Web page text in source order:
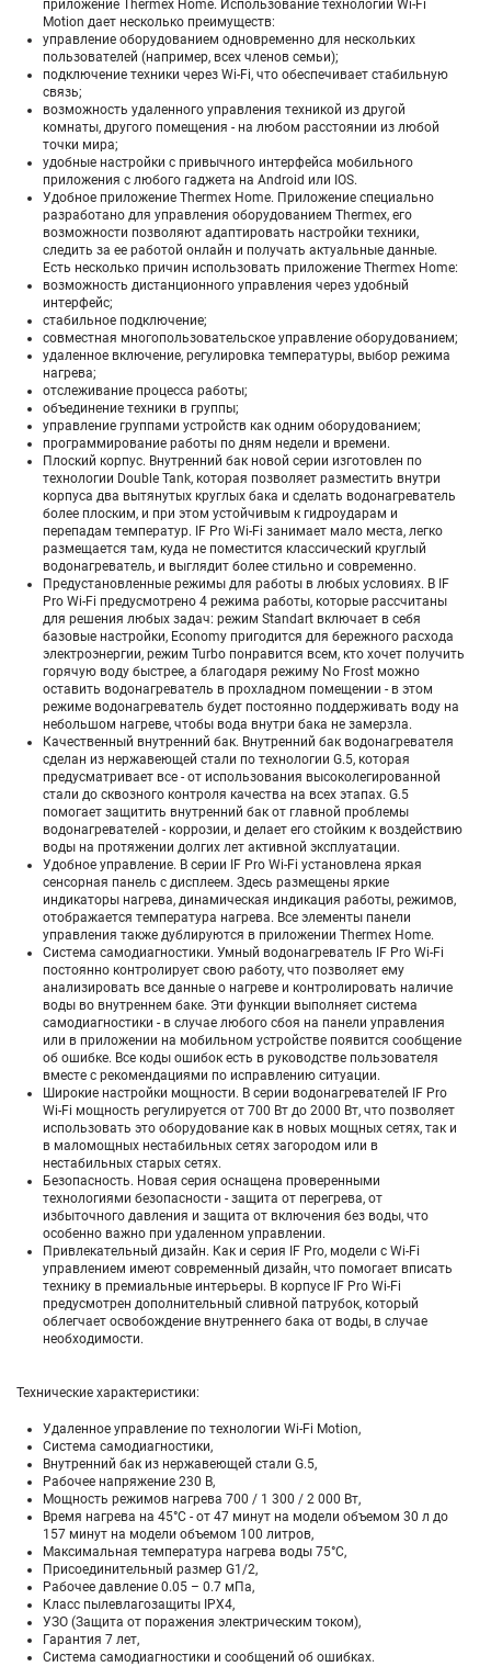
приложение Thermex Home. Использование технологии Wi-Fi
Motion дает несколько преимуществ:
управление оборудованием одновременно для нескольких
пользователей (например, всех членов семьи);
подключение техники через Wi-Fi, что обеспечивает стабильную
связь;
возможность удаленного управления техникой из другой
комнаты, другого помещения - на любом расстоянии из любой
точки мира;
удобные настройки с привычного интерфейса мобильного
приложения с любого гаджета на Android или IOS.
Удобное приложение Thermex Home. Приложение специально
разработано для управления оборудованием Thermex, его
возможности позволяют адаптировать настройки техники,
следить за ее работой онлайн и получать актуальные данные.
Есть несколько причин использовать приложение Thermex Home:
возможность дистанционного управления через удобный
интерфейс;
стабильное подключение;
совместная многопользовательское управление оборудованием;
удаленное включение, регулировка температуры, выбор режима
нагрева;
отслеживание процесса работы;
объединение техники в группы;
управление группами устройств как одним оборудованием;
программирование работы по дням недели и времени.
Плоский корпус. Внутренний бак новой серии изготовлен по
технологии Double Tank, которая позволяет разместить внутри
корпуса два вытянутых круглых бака и сделать водонагреватель
более плоским, и при этом устойчивым к гидроударам и
перепадам температур. IF Pro Wi-Fi занимает мало места, легко
размещается там, куда не поместится классический круглый
водонагреватель, и выглядит более стильно и современно.
Предустановленные режимы для работы в любых условиях. В IF
Pro Wi-Fi предусмотрено 4 режима работы, которые рассчитаны
для решения любых задач: режим Standart включает в себя
базовые настройки, Economy пригодится для бережного расхода
электроэнергии, режим Turbo понравится всем, кто хочет получить
горячую воду быстрее, а благодаря режиму No Frost можно
оставить водонагреватель в прохладном помещении - в этом
режиме водонагреватель будет постоянно поддерживать воду на
небольшом нагреве, чтобы вода внутри бака не замерзла.
Качественный внутренний бак. Внутренний бак водонагревателя
сделан из нержавеющей стали по технологии G.5, которая
предусматривает все - от использования высоколегированной
стали до сквозного контроля качества на всех этапах. G.5
помогает защитить внутренний бак от главной проблемы
водонагревателей - коррозии, и делает его стойким к воздействию
воды на протяжении долгих лет активной эксплуатации.
Удобное управление. В серии IF Pro Wi-Fi установлена яркая
сенсорная панель с дисплеем. Здесь размещены яркие
индикаторы нагрева, динамическая индикация работы, режимов,
отображается температура нагрева. Все элементы панели
управления также дублируются в приложении Thermex Home.
Система самодиагностики. Умный водонагреватель IF Pro Wi-Fi
постоянно контролирует свою работу, что позволяет ему
анализировать все данные о нагреве и контролировать наличие
воды во внутреннем баке. Эти функции выполняет система
самодиагностики - в случае любого сбоя на панели управления
или в приложении на мобильном устройстве появится сообщение
об ошибке. Все коды ошибок есть в руководстве пользователя
вместе с рекомендациями по исправлению ситуации.
Широкие настройки мощности. В серии водонагревателей IF Pro
Wi-Fi мощность регулируется от 700 Вт до 2000 Вт, что позволяет
использовать это оборудование как в новых мощных сетях, так и
в маломощных нестабильных сетях загородом или в
нестабильных старых сетях.
Безопасность. Новая серия оснащена проверенными
технологиями безопасности - защита от перегрева, от
избыточного давления и защита от включения без воды, что
особенно важно при удаленном управлении.
Привлекательный дизайн. Как и серия IF Pro, модели с Wi-Fi
управлением имеют современный дизайн, что помогает вписать
технику в премиальные интерьеры. В корпусе IF Pro Wi-Fi
предусмотрен дополнительный сливной патрубок, который
облегчает освобождение внутреннего бака от воды, в случае
необходимости.
Технические характеристики:
Удаленное управление по технологии Wi-Fi Motion,
Система самодиагностики,
Внутренний бак из нержавеющей стали G.5,
Рабочее напряжение 230 В,
Мощность режимов нагрева 700 / 1 300 / 2 000 Вт,
Время нагрева на 45°С - от 47 минут на модели объемом 30 л до
157 минут на модели объемом 100 литров,
Максимальная температура нагрева воды 75°С,
Присоединительный размер G1/2,
Рабочее давление 0.05 – 0.7 мПа,
Класс пылевлагозащиты IPX4,
УЗО (Защита от поражения электрическим током),
Гарантия 7 лет,
Система самодиагностики и сообщений об ошибках.